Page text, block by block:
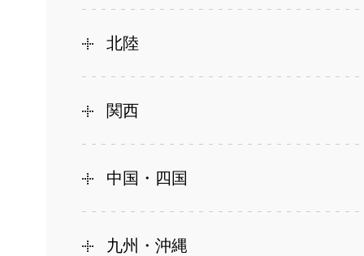
北陸
関西
中国・四国
九州・沖縄